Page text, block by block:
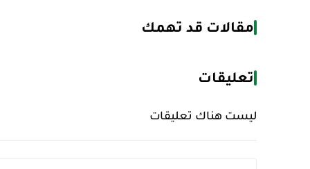
مقالات قد تهمك
تعليقات
ليست هناك تعليقات